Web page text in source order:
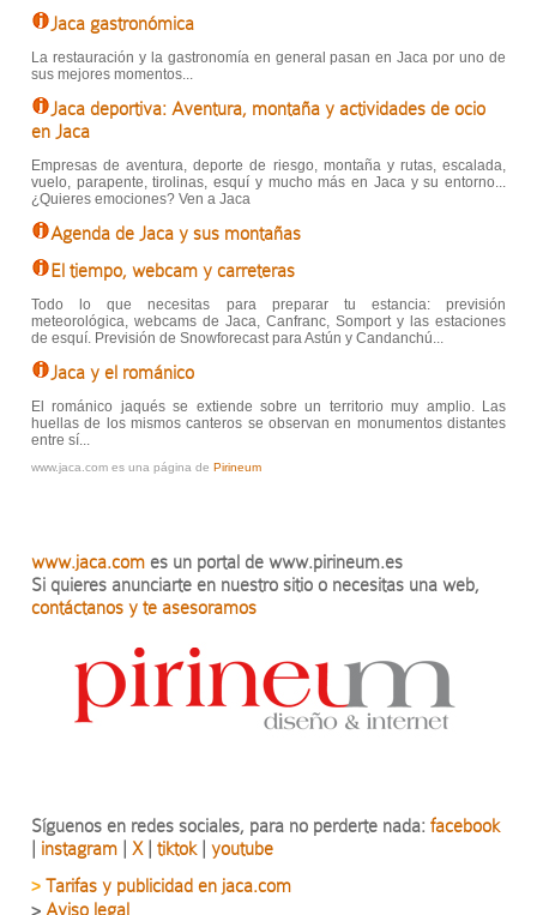
Jaca gastronómica
La restauración y la gastronomía en general pasan en Jaca por uno de
sus mejores momentos...
Jaca deportiva: Aventura, montaña y actividades de ocio
en Jaca
Empresas de aventura, deporte de riesgo, montaña y rutas, escalada,
vuelo, parapente, tirolinas, esquí y mucho más en Jaca y su entorno...
¿Quieres emociones? Ven a Jaca
Agenda de Jaca y sus montañas
El tiempo, webcam y carreteras
Todo lo que necesitas para preparar tu estancia: previsión
meteorológica, webcams de Jaca, Canfranc, Somport y las estaciones
de esquí. Previsión de Snowforecast para Astún y Candanchú...
Jaca y el románico
El románico jaqués se extiende sobre un territorio muy amplio. Las
huellas de los mismos canteros se observan en monumentos distantes
entre sí...
www.jaca.com es una página de Pirineum
www.jaca.com es un portal de www.pirineum.es
Si quieres anunciarte en nuestro sitio o necesitas una web,
contáctanos y te asesoramos
Síguenos en redes sociales, para no perderte nada: facebook
instagram X| tiktok| youtube
> Tarifas y publicidad en jaca.com
> Aviso legal